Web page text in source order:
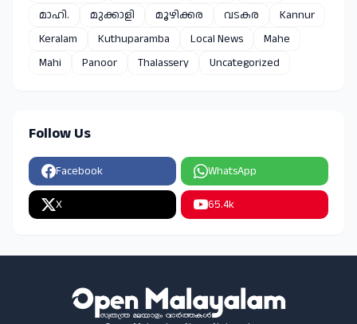
മാഹി.
മുക്കാളി മൂഴിക്കര വടകര
Kannur
Keralam
Kuthuparamba Local News
Mahe
Mahi
Panoor Thalassery Uncategorized
Follow Us
Facebook WhatsApp
X 65.4k